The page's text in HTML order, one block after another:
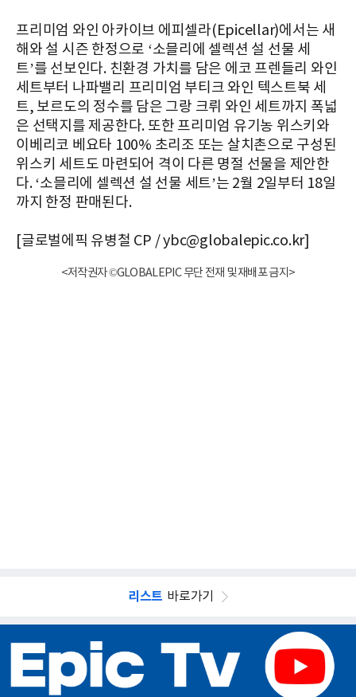
프리미엄 와인 아카이브 에피셀라(Epicellar)에서는 새
해와 설 시즌 한정으로 ‘소믈리에 셀렉션 설 선물 세
트’를 선보인다. 친환경 가치를 담은 에코 프렌들리 와인
세트부터 나파밸리 프리미엄 부티크 와인 텍스트북 세
트, 보르도의 정수를 담은 그랑 크뤼 와인 세트까지 폭넓
은 선택지를 제공한다. 또한 프리미엄 유기농 위스키와
이베리코 베요타 100% 초리조 또는 살치촌으로 구성된
위스키 세트도 마련되어 격이 다른 명절 선물을 제안한
다. ‘소믈리에 셀렉션 설 선물 세트’는 2월 2일부터 18일
까지 한정 판매된다.
[글로벌에픽 유병철 CP / ybc@globalepic.co.kr]
<저작권자 ©GLOBALEPIC 무단 전재 및 재배포 금지>
리스트 바로가기